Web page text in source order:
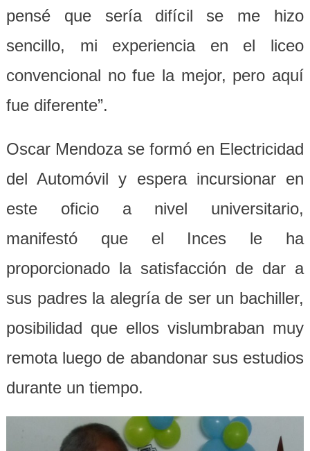
pensé que sería difícil se me hizo
sencillo, mi experiencia en el liceo
convencional no fue la mejor, pero aquí
fue diferente”.
Oscar Mendoza se formó en Electricidad
del Automóvil y espera incursionar en
este oficio a nivel universitario,
manifestó que el Inces le ha
proporcionado la satisfacción de dar a
sus padres la alegría de ser un bachiller,
posibilidad que ellos vislumbraban muy
remota luego de abandonar sus estudios
durante un tiempo.